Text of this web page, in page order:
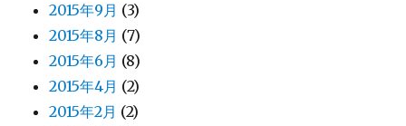
2015年9月 (3)
2015年8月 (7)
2015年6月 (8)
2015年4月 (2)
2015年2月 (2)